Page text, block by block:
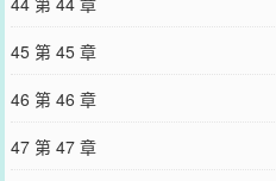
45 第 45 章
46 第 46 章
47 第 47 章